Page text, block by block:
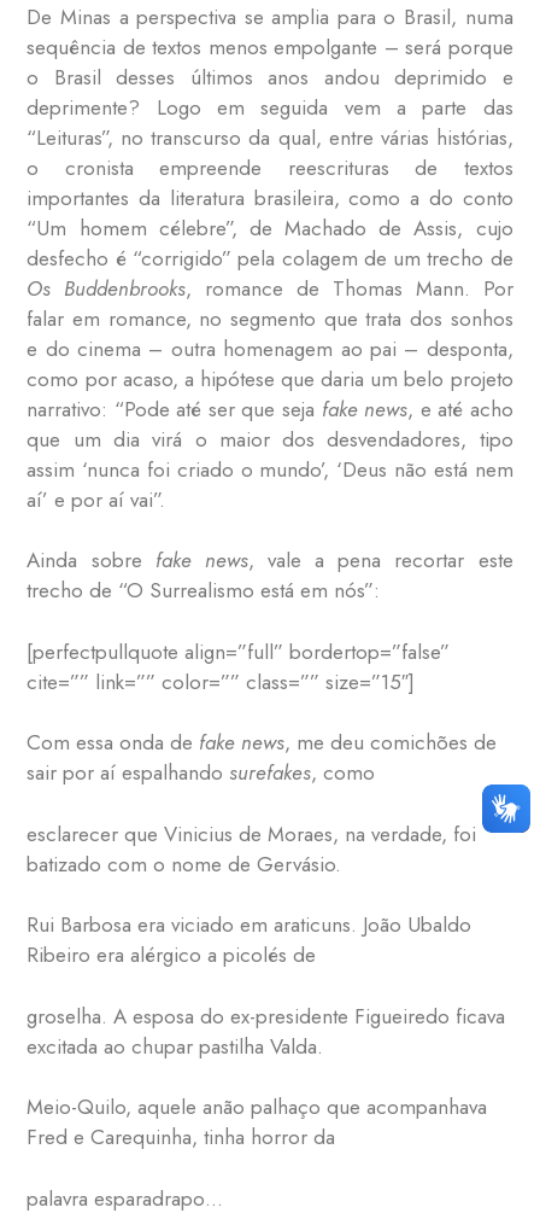
De Minas a perspectiva se amplia para o Brasil, numa
sequência de textos menos empolgante – será porque
o Brasil desses últimos anos andou deprimido e
deprimente? Logo em seguida vem a parte das
“Leituras”, no transcurso da qual, entre várias histórias,
o cronista empreende reescrituras de textos
importantes da literatura brasileira, como a do conto
“Um homem célebre”, de Machado de Assis, cujo
desfecho é “corrigido” pela colagem de um trecho de
Os Buddenbrooks, romance de Thomas Mann. Por
falar em romance, no segmento que trata dos sonhos
e do cinema – outra homenagem ao pai – desponta,
como por acaso, a hipótese que daria um belo projeto
narrativo: “Pode até ser que seja fake news, e até acho
que um dia virá o maior dos desvendadores, tipo
assim ‘nunca foi criado o mundo’, ‘Deus não está nem
aí’ e por aí vai”.
Ainda sobre fake news, vale a pena recortar este
trecho de “O Surrealismo está em nós”:
[perfectpullquote align=”full” bordertop=”false”
cite=”” link=”” color=”” class=”” size=”15″]
Com essa onda de fake news, me deu comichões de
sair por aí espalhandosurefakes, como
esclarecer que Vinicius de Moraes, na verdade, foi
batizado com o nome de Gervásio.
Rui Barbosa era viciado em araticuns. João Ubaldo
Ribeiro era alérgico a picolés de
groselha. A esposa do ex-presidente Figueiredo ficava
excitada ao chupar pastilha Valda.
Meio-Quilo, aquele anão palhaço que acompanhava
Fred e Carequinha, tinha horror da
palavra esparadrapo…